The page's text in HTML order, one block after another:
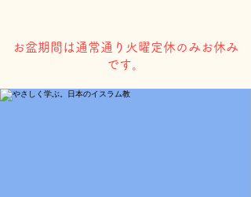
​お盆期間は通常通り火曜定休のみお休み
です。